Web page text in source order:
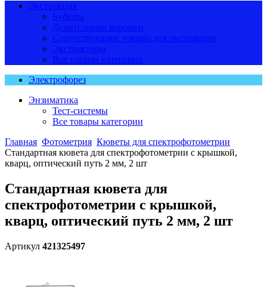
Экстракция
Буферы
Делительные воронки
Сопутствующие товары для экстракции
Экстракторы
Все товары категории
Электрофорез
Энзиматика
Тест-системы
Все товары категории
Главная Фотометрия Кюветы для спектрофотометрии
Стандартная кювета для спектрофотометрии с крышкой,
кварц, оптический путь 2 мм, 2 шт
Стандартная кювета для
спектрофотометрии с крышкой,
кварц, оптический путь 2 мм, 2 шт
Артикул 421325497